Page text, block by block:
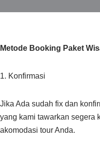
Metode Booking Paket
1. Konfirmasi
Jika Ada sudah fix dan
yang kami tawarkan segera
akomodasi tour Anda.